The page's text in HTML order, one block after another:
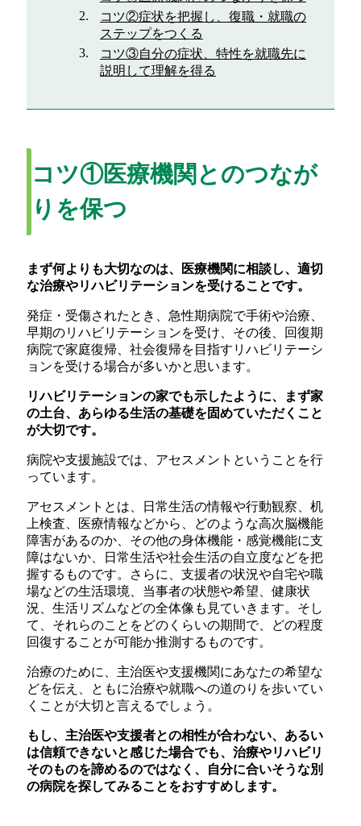
コツ②症状を把握し、復職・就職の
ステップをつくる
コツ③自分の症状、特性を就職先に
説明して理解を得る
コツ①医療機関とのつなが
りを保つ
まず何よりも大切なのは、医療機関に相談し、適切
な治療やリハビリテーションを受けることです。
発症・受傷されたとき、急性期病院で手術や治療、
早期のリハビリテーションを受け、その後、回復期
病院で家庭復帰、社会復帰を目指すリハビリテーシ
ョンを受ける場合が多いかと思います。
リハビリテーションの家でも示したように、まず家
の土台、あらゆる生活の基礎を固めていただくこと
が大切です。
病院や支援施設では、アセスメントということを行
っています。
アセスメントとは、日常生活の情報や行動観察、机
上検査、医療情報などから、どのような高次脳機能
障害があるのか、その他の身体機能・感覚機能に支
障はないか、日常生活や社会生活の自立度などを把
握するものです。さらに、支援者の状況や自宅や職
場などの生活環境、当事者の状態や希望、健康状
況、生活リズムなどの全体像も見ていきます。そし
て、それらのことをどのくらいの期間で、どの程度
回復することが可能か推測するものです。
治療のために、主治医や支援機関にあなたの希望な
どを伝え、ともに治療や就職への道のりを歩いてい
くことが大切と言えるでしょう。
もし、主治医や支援者との相性が合わない、あるい
は信頼できないと感じた場合でも、治療やリハビリ
そのものを諦めるのではなく、自分に合いそうな別
の病院を探してみることをおすすめします。